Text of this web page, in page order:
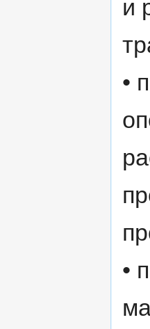
и
•
•